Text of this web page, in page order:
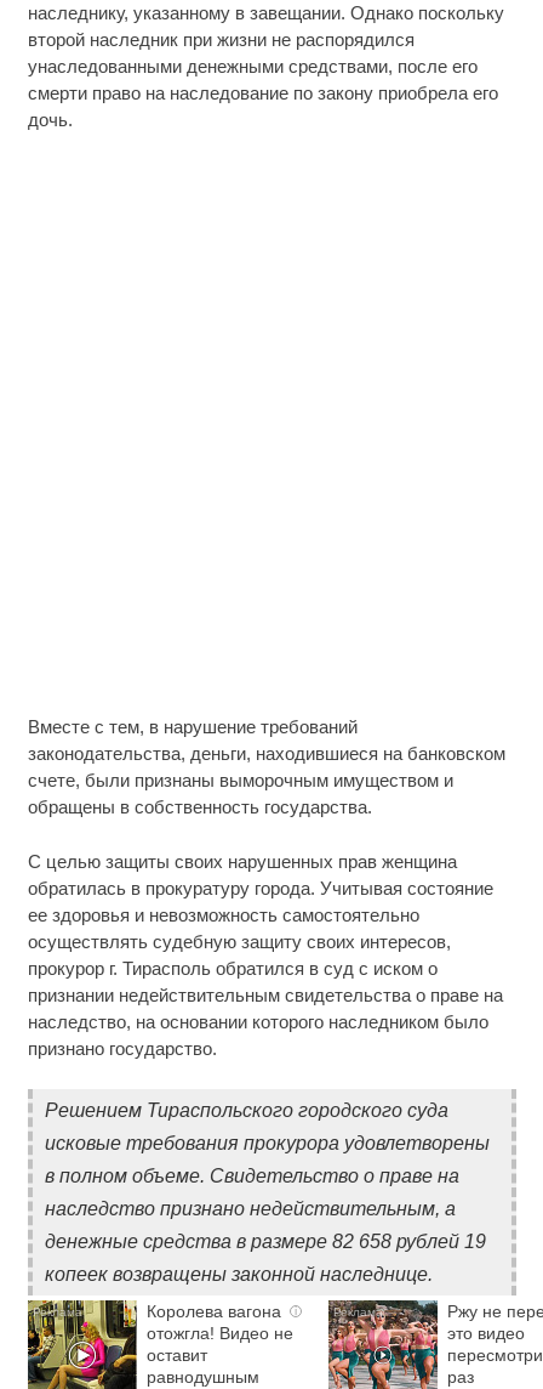
наследнику, указанному в завещании. Однако поскольку
второй наследник при жизни не распорядился
унаследованными денежными средствами, после его
смерти право на наследование по закону приобрела его
дочь.
Вместе с тем, в нарушение требований
законодательства, деньги, находившиеся на банковском
счете, были признаны выморочным имуществом и
обращены в собственность государства.
С целью защиты своих нарушенных прав женщина
обратилась в прокуратуру города. Учитывая состояние
ее здоровья и невозможность самостоятельно
осуществлять судебную защиту своих интересов,
прокурор г. Тирасполь обратился в суд с иском о
признании недействительным свидетельства о праве на
наследство, на основании которого наследником было
признано государство.
Решением Тираспольского городского суда
исковые требования прокурора удовлетворены
в полном объеме. Свидетельство о праве на
наследство признано недействительным, а
денежные средства в размере 82 658 рублей 19
копеек возвращены законной наследнице.
i
Королева вагона
отожгла! Видео не
оставит
равнодушным
Ржу не
это видео
раз